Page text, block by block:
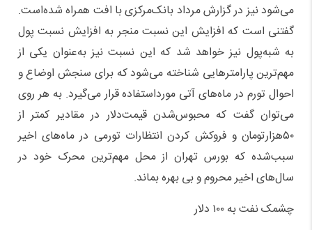
می‌شود نیز در گزارش مرداد بانک‌مرکزی با افت همراه شده‌است.
گفتنی است که افزایش این نسبت منجر به افزایش نسبت پول
به شبه‌پول نیز خواهد شد که این نسبت نیز به‌عنوان یکی از
مهم‌ترین پارامتر‌هایی شناخته می‌شود که برای سنجش اوضاع و
احوال تورم در ماه‌های آتی مورد‌استفاده قرار می‌گیرد. به هر روی
می‌توان گفت که محبوس‌شدن قیمت‌دلار در مقادیر کمتر از
۵۰‌هزار‌تومان و فروکش کردن انتظارات تورمی در ماه‌های اخیر
سبب‌شده که بورس تهران از محل مهم‌ترین محرک خود در
سال‌های اخیر محروم و بی بهره بماند.
چشمک نفت به ۱۰۰ دلار